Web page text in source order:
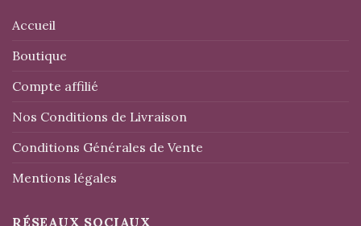
Accueil
Boutique
Compte affilié
Nos Conditions de Livraison
Conditions Générales de Vente
Mentions légales
RÉSEAUX SOCIAUX